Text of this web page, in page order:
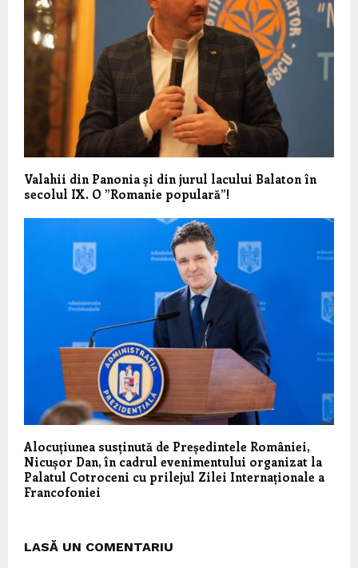
Valahii din Panonia și din jurul lacului Balaton în
secolul IX. O ”Romanie populară”!
Alocuțiunea susținută de Președintele României,
Nicușor Dan, în cadrul evenimentului organizat la
Palatul Cotroceni cu prilejul Zilei Internaționale a
Francofoniei
LASĂ UN COMENTARIU